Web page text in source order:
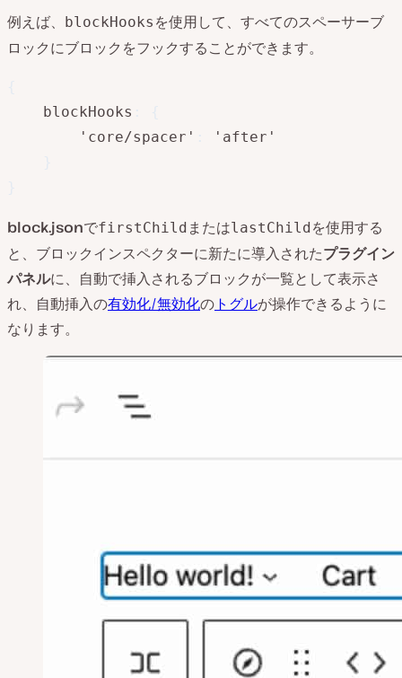
例えば、 blockHooks を使用して、すべてのスペーサーブ
ロックにブロックをフックすることができます。
	blockHooks
		'core/spacer'
'after'
block.jsonでfirstChild またはlastChild を使用する
と、ブロックインスペクターに新たに導入されたプラグイン
パネルに、自動で挿入されるブロックが一覧として表示さ
れ、自動挿入の有効化/無効化の トグルが操作できるように
なります。